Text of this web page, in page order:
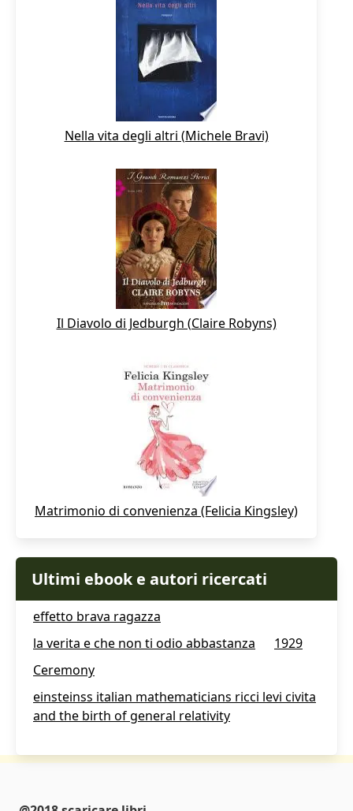
Nella vita degli altri (Michele Bravi)
Il Diavolo di Jedburgh (Claire Robyns)
Matrimonio di convenienza (Felicia Kingsley)
Ultimi ebook e autori ricercati
effetto brava ragazza
la verita e che non ti odio abbastanza
1929
Ceremony
einsteinss italian mathematicians ricci levi civita
and the birth of general relativity